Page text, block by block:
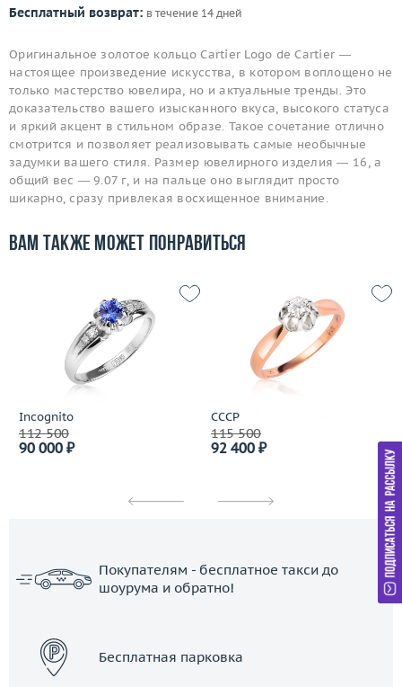
Бесплатный возврат: в течение 14 дней
Оригинальное золотое кольцо Cartier Logo de Cartier —
настоящее произведение искусства, в котором воплощено не
только мастерство ювелира, но и актуальные тренды. Это
доказательство вашего изысканного вкуса, высокого статуса
и яркий акцент в стильном образе. Такое сочетание отлично
смотрится и позволяет реализовывать самые необычные
задумки вашего стиля. Размер ювелирного изделия — 16, а
общий вес — 9.07 г, и на пальце оно выглядит просто
шикарно, сразу привлекая восхищенное внимание.
Вам также может понравиться
Incognito
112 500
90 000 ₽
СССР
115 500
92 400 ₽
Покупателям - бесплатное такси до
шоурума и обратно!
Бесплатная парковка